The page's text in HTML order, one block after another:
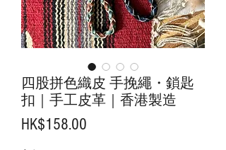
四股拼色織皮 手挽繩・鎖匙
扣｜手工皮革｜香港製造
HK$158.00